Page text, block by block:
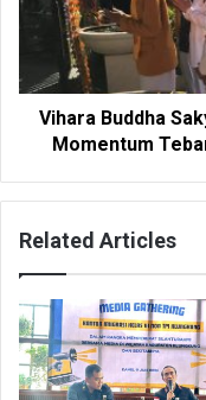
Vihara Buddha
Momentum
Related Articles